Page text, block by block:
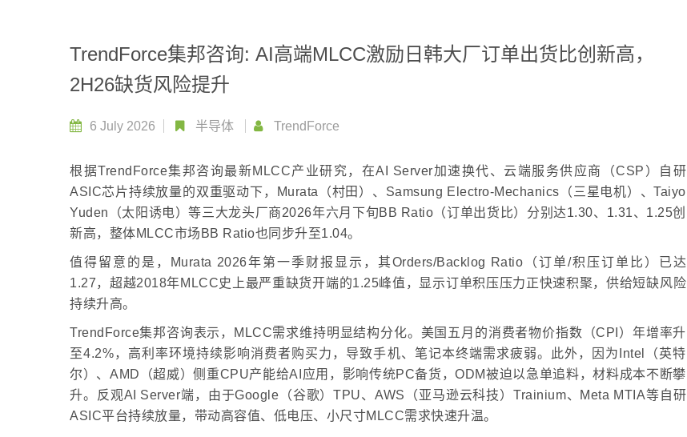
TrendForce集邦咨询: AI高端MLCC激励日韩大厂订单出货比创新高，
2H26缺货风险提升
6 July 2026 半导体 TrendForce
根据TrendForce集邦咨询最新MLCC产业研究，在AI Server加速换代、云端服务供应商（CSP）自研
ASIC芯片持续放量的双重驱动下，Murata（村田）、Samsung Electro-Mechanics（三星电机）、Taiyo
Yuden（太阳诱电）等三大龙头厂商2026年六月下旬BB Ratio（订单出货比）分别达1.30、1.31、1.25创
新高，整体MLCC市场BB Ratio也同步升至1.04。
值得留意的是，Murata 2026年第一季财报显示，其Orders/Backlog Ratio（订单/积压订单比）已达
1.27，超越2018年MLCC史上最严重缺货开端的1.25峰值，显示订单积压压力正快速积聚，供给短缺风险
持续升高。
TrendForce集邦咨询表示，MLCC需求维持明显结构分化。美国五月的消费者物价指数（CPI）年增率升
至4.2%，高利率环境持续影响消费者购买力，导致手机、笔记本终端需求疲弱。此外，因为Intel（英特
尔）、AMD（超威）侧重CPU产能给AI应用，影响传统PC备货，ODM被迫以急单追料，材料成本不断攀
升。反观AI Server端，由于Google（谷歌）TPU、AWS（亚马逊云科技）Trainium、Meta MTIA等自研
ASIC平台持续放量，带动高容值、低电压、小尺寸MLCC需求快速升温。